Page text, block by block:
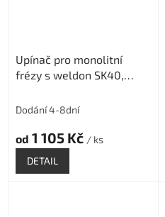
Upínač pro monolitní
frézy s weldon SK40,
Dodání 4-8dní
od 1 105 Kč / ks
DETAIL